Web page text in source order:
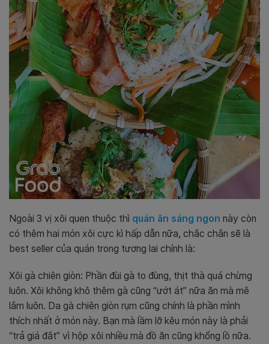
Ngoài 3 vị xôi quen thuộc thì quán ăn sáng ngon này còn
có thêm hai món xôi cực kì hấp dẫn nữa, chắc chắn sẽ là
best seller của quán trong tương lai chính là:
Xôi gà chiên giòn: Phần đùi gà to đùng, thịt thà quá chừng
luôn. Xôi không khô thêm gà cũng “ướt át” nữa ăn mà mê
lắm luôn. Da gà chiên giòn rụm cũng chính là phần mình
thích nhất ở món này. Bạn mà lầm lỡ kêu món này là phải
“trả giá đắt” vì hộp xôi nhiều mà đồ ăn cũng khổng lồ nữa.